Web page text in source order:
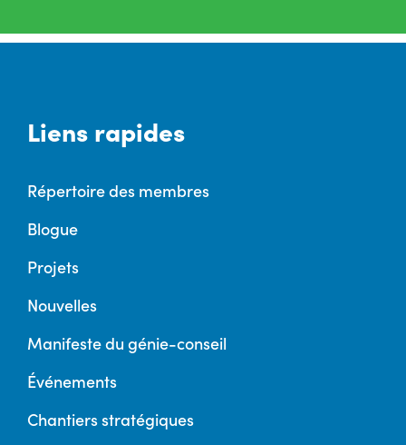
Liens rapides
Répertoire des membres
Blogue
Projets
Nouvelles
Manifeste du génie-conseil
Événements
Chantiers stratégiques